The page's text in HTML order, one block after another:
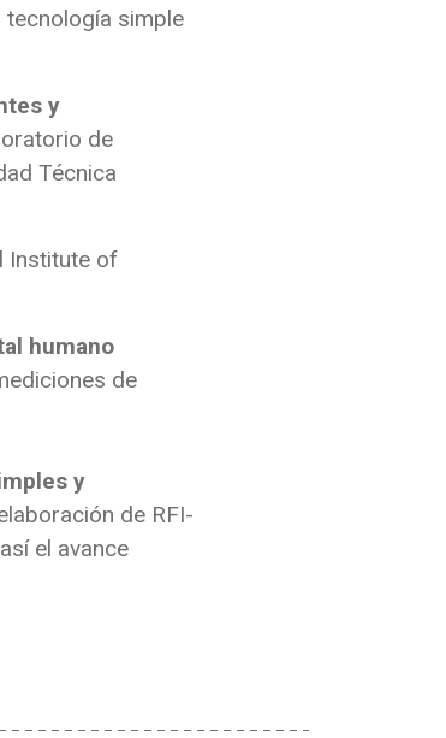
tecnología simple
y
de
Técnica
Institute of
humano
de
y
de RFI-
el avance